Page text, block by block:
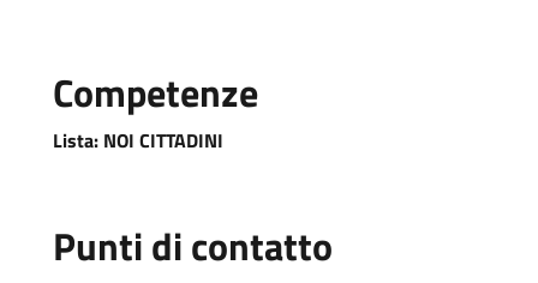
Competenze
Lista: NOI CITTADINI
Punti di contatto